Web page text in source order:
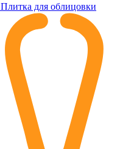
Плитка для облицовки